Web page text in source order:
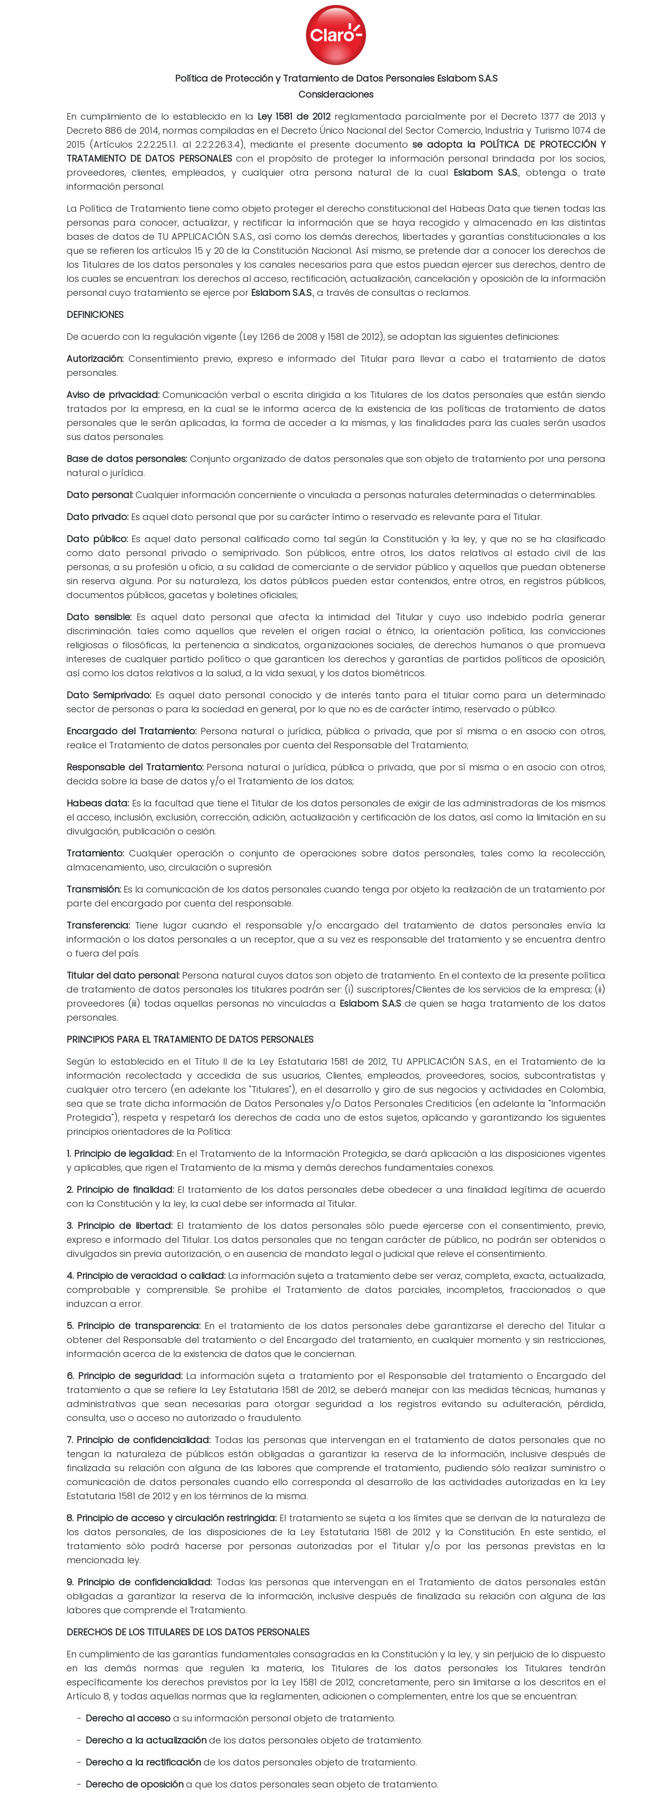
Política de Protección y Tratamiento de Datos Personales Eslabom S.A.S
Consideraciones
En cumplimiento de lo establecido en la Ley 1581 de 2012reglamentada parcialmente por el Decreto 1377 de 2013 y
Decreto 886 de 2014, normas compiladas en el Decreto Único Nacional del Sector Comercio, Industria y Turismo 1074 de
2015 (Artículos 2.2.2.25.1.1. al 2.2.2.26.3.4), mediante el presente documento se adopta la POLÍTICA DE PROTECCIÓN Y
TRATAMIENTO DE DATOS PERSONALEScon el propósito de proteger la información personal brindada por los socios,
proveedores, clientes, empleados, y cualquier otra persona natural de la cual Eslabom S.A.S., obtenga o trate
información personal.
La Política de Tratamiento tiene como objeto proteger el derecho constitucional del Habeas Data que tienen todas las
personas para conocer, actualizar, y rectificar la información que se haya recogido y almacenado en las distintas
bases de datos de TU APPLICACIÓN S.A.S., así como los demás derechos, libertades y garantías constitucionales a los
que se refieren los artículos 15 y 20 de la Constitución Nacional. Así mismo, se pretende dar a conocer los derechos de
los Titulares de los datos personales y los canales necesarios para que estos puedan ejercer sus derechos, dentro de
los cuales se encuentran: los derechos al acceso, rectificación, actualización, cancelación y oposición de la información
personal cuyo tratamiento se ejerce por Eslabom S.A.S., a través de consultas o reclamos.
DEFINICIONES
De acuerdo con la regulación vigente (Ley 1266 de 2008 y 1581 de 2012), se adoptan las siguientes definiciones:
Autorización: Consentimiento previo, expreso e informado del Titular para llevar a cabo el tratamiento de datos
personales.
Aviso de privacidad:Comunicación verbal o escrita dirigida a los Titulares de los datos personales que están siendo
tratados por la empresa, en la cual se le informa acerca de la existencia de las políticas de tratamiento de datos
personales que le serán aplicadas, la forma de acceder a la mismas, y las finalidades para las cuales serán usados
sus datos personales.
Base de datos personales: Conjunto organizado de datos personales que son objeto de tratamiento por una persona
natural o jurídica.
Dato personal: Cualquier información concerniente o vinculada a personas naturales determinadas o determinables.
Dato privado: Es aquel dato personal que por su carácter íntimo o reservado es relevante para el Titular.
Dato público:Es aquel dato personal calificado como tal según la Constitución y la ley, y que no se ha clasificado
como dato personal privado o semiprivado. Son públicos, entre otros, los datos relativos al estado civil de las
personas, a su profesión u oficio, a su calidad de comerciante o de servidor público y aquellos que puedan obtenerse
sin reserva alguna. Por su naturaleza, los datos públicos pueden estar contenidos, entre otros, en registros públicos,
documentos públicos, gacetas y boletines oficiales;
Dato sensible:Es aquel dato personal que afecta la intimidad del Titular y cuyo uso indebido podría generar
discriminación. tales como aquellos que revelen el origen racial o étnico, la orientación política, las convicciones
religiosas o filosóficas, la pertenencia a sindicatos, organizaciones sociales, de derechos humanos o que promueva
intereses de cualquier partido político o que garanticen los derechos y garantías de partidos políticos de oposición,
así como los datos relativos a la salud, a la vida sexual, y los datos biométricos.
Dato Semiprivado: Es aquel dato personal conocido y de interés tanto para el titular como para un determinado
sector de personas o para la sociedad en general, por lo que no es de carácter íntimo, reservado o público.
Encargado del Tratamiento: Persona natural o jurídica, pública o privada, que por sí misma o en asocio con otros,
realice el Tratamiento de datos personales por cuenta del Responsable del Tratamiento;
Responsable del Tratamiento:Persona natural o jurídica, pública o privada, que por sí misma o en asocio con otros,
decida sobre la base de datos y/o el Tratamiento de los datos;
Habeas data: Es la facultad que tiene el Titular de los datos personales de exigir de las administradoras de los mismos
el acceso, inclusión, exclusión, corrección, adición, actualización y certificación de los datos, así como la limitación en su
divulgación, publicación o cesión.
Tratamiento: Cualquier operación o conjunto de operaciones sobre datos personales, tales como la recolección,
almacenamiento, uso, circulación o supresión.
Transmisión: Es la comunicación de los datos personales cuando tenga por objeto la realización de un tratamiento por
parte del encargado por cuenta del responsable.
Transferencia: Tiene lugar cuando el responsable y/o encargado del tratamiento de datos personales envía la
información o los datos personales a un receptor, que a su vez es responsable del tratamiento y se encuentra dentro
o fuera del país.
Titular del dato personal: Persona natural cuyos datos son objeto de tratamiento. En el contexto de la presente política
de tratamiento de datos personales los titulares podrán ser: (i) suscriptores/Clientes de los servicios de la empresa; (ii)
proveedores (iii) todas aquellas personas no vinculadas a Eslabom S.A.Sde quien se haga tratamiento de los datos
personales.
PRINCIPIOS PARA EL TRATAMIENTO DE DATOS PERSONALES
Según lo establecido en el Título II de la Ley Estatutaria 1581 de 2012, TU APPLICACIÓN S.A.S., en el Tratamiento de la
información recolectada y accedida de sus usuarios, Clientes, empleados, proveedores, socios, subcontratistas y
cualquier otro tercero (en adelante los "Titulares"), en el desarrollo y giro de sus negocios y actividades en Colombia,
sea que se trate dicha información de Datos Personales y/o Datos Personales Crediticios (en adelante la "Información
Protegida"), respeta y respetará los derechos de cada uno de estos sujetos, aplicando y garantizando los siguientes
principios orientadores de la Política:
1. Principio de legalidad: En el Tratamiento de la Información Protegida, se dará aplicación a las disposiciones vigentes
y aplicables, que rigen el Tratamiento de la misma y demás derechos fundamentales conexos.
2. Principio de finalidad:El tratamiento de los datos personales debe obedecer a una finalidad legítima de acuerdo
con la Constitución y la ley, la cual debe ser informada al Titular.
3. Principio de libertad:El tratamiento de los datos personales sólo puede ejercerse con el consentimiento, previo,
expreso e informado del Titular. Los datos personales que no tengan carácter de público, no podrán ser obtenidos o
divulgados sin previa autorización, o en ausencia de mandato legal o judicial que releve el consentimiento.
4. Principio de veracidad o calidad:La información sujeta a tratamiento debe ser veraz, completa, exacta, actualizada,
comprobable y comprensible. Se prohíbe el Tratamiento de datos parciales, incompletos, fraccionados o que
induzcan a error.
5. Principio de transparencia: En el tratamiento de los datos personales debe garantizarse el derecho del Titular a
obtener del Responsable del tratamiento o del Encargado del tratamiento, en cualquier momento y sin restricciones,
información acerca de la existencia de datos que le conciernan.
6. Principio de seguridad:La información sujeta a tratamiento por el Responsable del tratamiento o Encargado del
tratamiento a que se refiere la Ley Estatutaria 1581 de 2012, se deberá manejar con las medidas técnicas, humanas y
administrativas que sean necesarias para otorgar seguridad a los registros evitando su adulteración, pérdida,
consulta, uso o acceso no autorizado o fraudulento.
7. Principio de confidencialidad: Todas las personas que intervengan en el tratamiento de datos personales que no
tengan la naturaleza de públicos están obligadas a garantizar la reserva de la información, inclusive después de
finalizada su relación con alguna de las labores que comprende el tratamiento, pudiendo sólo realizar suministro o
comunicación de datos personales cuando ello corresponda al desarrollo de las actividades autorizadas en la Ley
Estatutaria 1581 de 2012 y en los términos de la misma.
8. Principio de acceso y circulación restringida: El tratamiento se sujeta a los límites que se derivan de la naturaleza de
los datos personales, de las disposiciones de la Ley Estatutaria 1581 de 2012 y la Constitución. En este sentido, el
tratamiento sólo podrá hacerse por personas autorizadas por el Titular y/o por las personas previstas en la
mencionada ley.
9. Principio de confidencialidad: Todas las personas que intervengan en el Tratamiento de datos personales están
obligadas a garantizar la reserva de la información, inclusive después de finalizada su relación con alguna de las
labores que comprende el Tratamiento.
DERECHOS DE LOS TITULARES DE LOS DATOS PERSONALES
En cumplimiento de las garantías fundamentales consagradas en la Constitución y la ley, y sin perjuicio de lo dispuesto
en las demás normas que regulen la materia, los Titulares de los datos personales los Titulares tendrán
específicamente los derechos previstos por la Ley 1581 de 2012, concretamente, pero sin limitarse a los descritos en el
Artículo 8, y todas aquellas normas que la reglamenten, adicionen o complementen, entre los que se encuentran:
- Derecho al acceso a su información personal objeto de tratamiento.
- Derecho a la actualización de los datos personales objeto de tratamiento.
- Derecho a la rectificación de los datos personales objeto de tratamiento.
- Derecho de oposición a que los datos personales sean objeto de tratamiento.